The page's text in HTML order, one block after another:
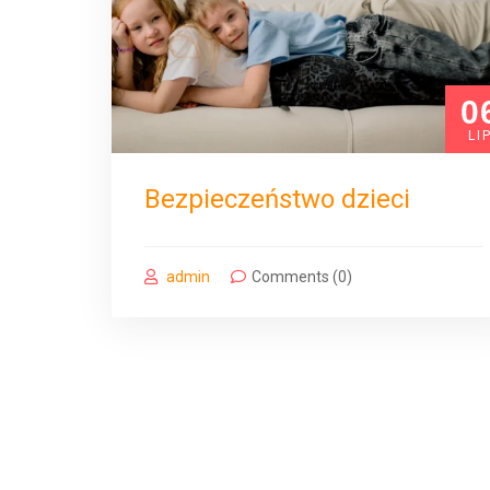
LIP
Bezpieczeństwo dzieci
admin Comments (0)